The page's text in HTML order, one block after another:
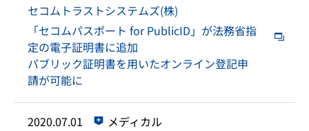
セコムトラストシステムズ(株)
「セコムパスポート for PublicID」が法務省指
定の電子証明書に追加
パブリック証明書を用いたオンライン登記申
請が可能に
2020.07.01
メディカル